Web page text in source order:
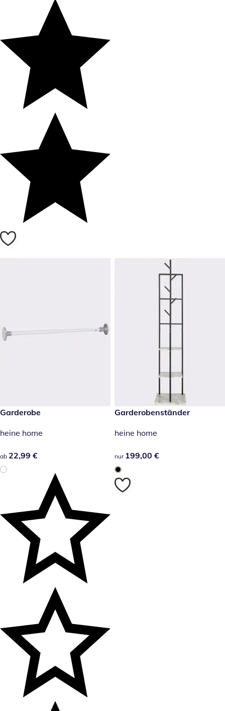
22,99 €
Garderobe
heine home
22,99 €
ab 22,99 €
199,00 €
Garderobenständer
heine home
199,00 €
nur 199,00 €